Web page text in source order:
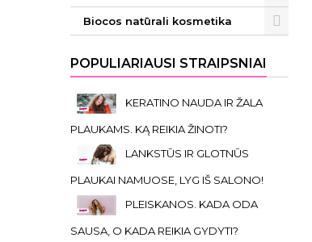
Biocos natūrali kosmetika
POPULIARIAUSI STRAIPSNIAI
KERATINO NAUDA IR ŽALA
PLAUKAMS. KĄ REIKIA ŽINOTI?
LANKSTŪS IR GLOTNŪS
PLAUKAI NAMUOSE, LYG IŠ SALONO!
PLEISKANOS. KADA ODA
SAUSA, O KADA REIKIA GYDYTI?